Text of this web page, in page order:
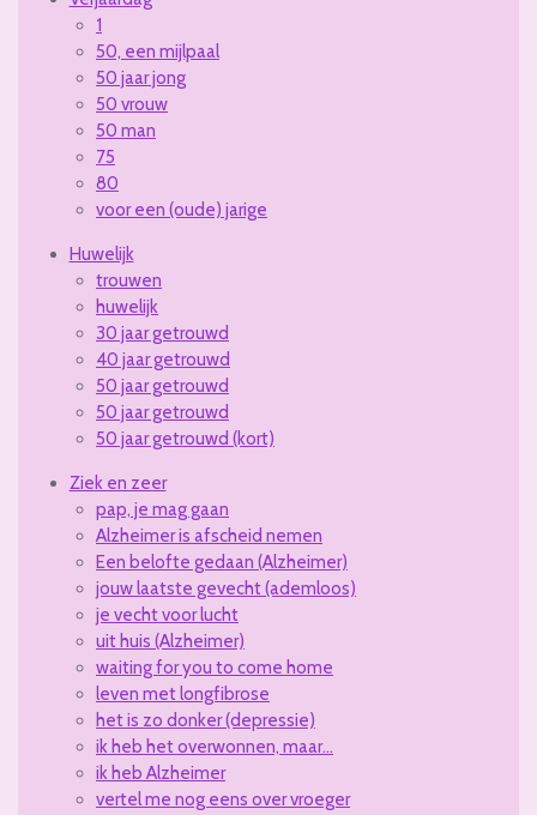
1
50, een mijlpaal
50 jaar jong
50 vrouw
50 man
75
80
voor een (oude) jarige
Huwelijk
trouwen
huwelijk
30 jaar getrouwd
40 jaar getrouwd
50 jaar getrouwd
50 jaar getrouwd
50 jaar getrouwd (kort)
Ziek en zeer
pap, je mag gaan
Alzheimer is afscheid nemen
Een belofte gedaan (Alzheimer)
jouw laatste gevecht (ademloos)
je vecht voor lucht
uit huis (Alzheimer)
waiting for you to come home
leven met longfibrose
het is zo donker (depressie)
ik heb het overwonnen, maar...
ik heb Alzheimer
vertel me nog eens over vroeger